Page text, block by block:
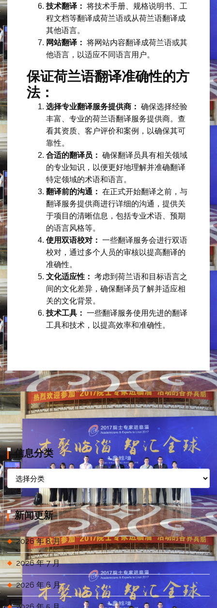
技术翻译： 将技术手册、规格说明书、工
程文档等翻译成荷兰语或从荷兰语翻译成
其他语言。
网站翻译： 将网站内容翻译成荷兰语或其
他语言，以适应不同语言用户。
保证荷兰语翻译准确性的方
法：
选择专业翻译服务提供商： 确保选择经验
丰富、专业的荷兰语翻译服务提供商。查
看其资质、客户评价和案例，以确保其可
靠性。
合适的翻译员： 确保翻译员具有相关领域
的专业知识，以便更好地理解并准确翻译
特定领域的术语和语言。
翻译前的沟通： 在正式开始翻译之前，与
翻译服务提供商进行详细的沟通，提供关
于项目的清晰信息，包括专业术语、预期
的语言风格等。
使用双语校对： 一些翻译服务会进行双语
校对，通过多个人员的审核以提高翻译的
准确性。
文化适应性： 考虑到荷兰语和目标语言之
间的文化差异，确保翻译员了解并适应相
关的文化背景。
技术工具： 一些翻译服务使用先进的翻译
工具和技术，以提高效率和准确性。
信息分类
信
息
分
类新闻更新
2026 年 8 月
2026 年 7 月
2026 年 6 月